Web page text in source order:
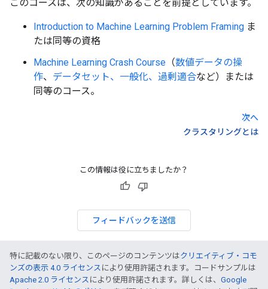
このコースは、次の知識があることを前提としています。
Introduction to Machine Learning Problem Framing ま
たは同等の資格
Machine Learning Crash Course （数値データの操
作、 データセット、一般化、過剰適合など）または
同等のコース。
次へ
クラスタリングとは
この情報は役に立ちましたか？
フィードバックを送信
特に記載のない限り、このページのコンテンツはクリエイティブ・コモ
ンズの表示 4.0 ライセンス により使用許諾されます。コードサンプルは
Apache 2.0 ライセンス により使用許諾されます。詳しくは、 Google